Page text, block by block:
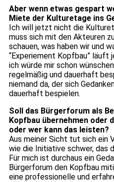
Aber wenn etwas gespart
Miete der Kulturetage ins
Ich will jetzt nicht die
muss sich mit den Akteuren
schauen, was haben wir und
“Experiement Kopfbau” läuft
ich würde mir schon
regelmäßig und dauerhaft
niemand da, der sich
dauerhaft bespielen.
Soll das Bürgerforum als
Kopfbau übernehmen oder
oder wer kann das leisten?
Aus meiner Sicht tut sich ein
wie die Initiative schwer, das
Für mich ist durchaus ein
Bürgerforum den Kopfbau
eine professionelle und